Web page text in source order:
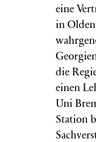
eine
in
die
einen
Uni
Station